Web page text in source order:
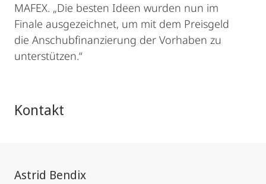
MAFEX. „Die besten Ideen wurden nun im
Finale ausgezeichnet, um mit dem Preisgeld
die Anschubfinanzierung der Vorhaben zu
unterstützen.“
Kontakt
Astrid Bendix